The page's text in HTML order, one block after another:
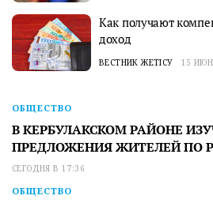
Как получают
доход
ВЕСТНИК ЖЕТІСУ 15
ОБЩЕСТВО
В КЕРБУЛАКСКОМ РАЙОНЕ
ПРЕДЛОЖЕНИЯ ЖИТЕЛЕЙ ПО
СЕГОДНЯ В 17:36
ОБЩЕСТВО